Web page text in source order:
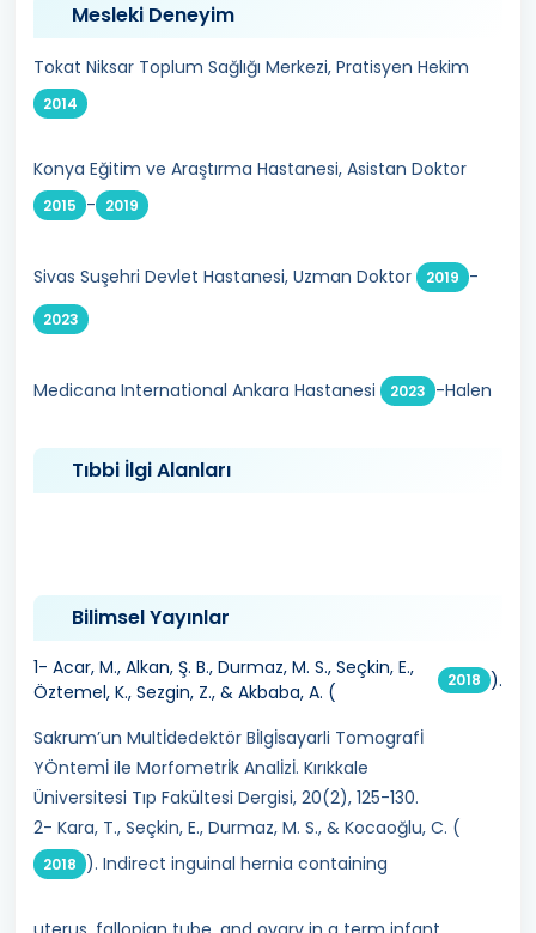
Mesleki Deneyim
Tokat Niksar Toplum Sağlığı Merkezi, Pratisyen Hekim
2014
Konya Eğitim ve Araştırma Hastanesi, Asistan Doktor
2015 - 2019
Sivas Suşehri Devlet Hastanesi, Uzman Doktor 2019 -
2023
Medicana International Ankara Hastanesi 2023 -Halen
Tıbbi İlgi Alanları
Bilimsel Yayınlar
1- Acar, M., Alkan, Ş. B., Durmaz, M. S., Seçkin, E.,
Öztemel, K., Sezgin, Z., & Akbaba, A. (
2018 ).
Sakrum’un Multİdedektör Bİlgİsayarli Tomografİ
YÖntemİ ile Morfometrİk Analİzİ. Kırıkkale
Üniversitesi Tıp Fakültesi Dergisi, 20(2), 125-130.
2- Kara, T., Seçkin, E., Durmaz, M. S., & Kocaoğlu, C. (
2018 ). Indirect inguinal hernia containing